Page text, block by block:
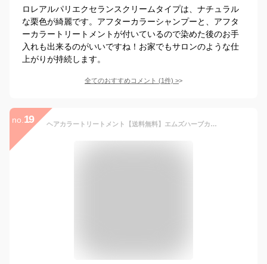
ロレアルパリエクセランスクリームタイプは、ナチュラル
な栗色が綺麗です。アフターカラーシャンプーと、アフタ
ーカラートリートメントが付いているので染めた後のお手
入れも出来るのがいいですね！お家でもサロンのような仕
上がりが持続します。
全てのおすすめコメント (1件) >
no. 19 ヘアカラートリートメント【送料無料】エムズハーブカラートリートメント彩-sai-500g×1本 白髪 生え際 黒く リタッチ 白髪染 髪染め 若白髪 髪染める 染める 毛染め 白髪かくし 市販 メンズ 低刺激 夏ヘアカラー レディース 男性 女性